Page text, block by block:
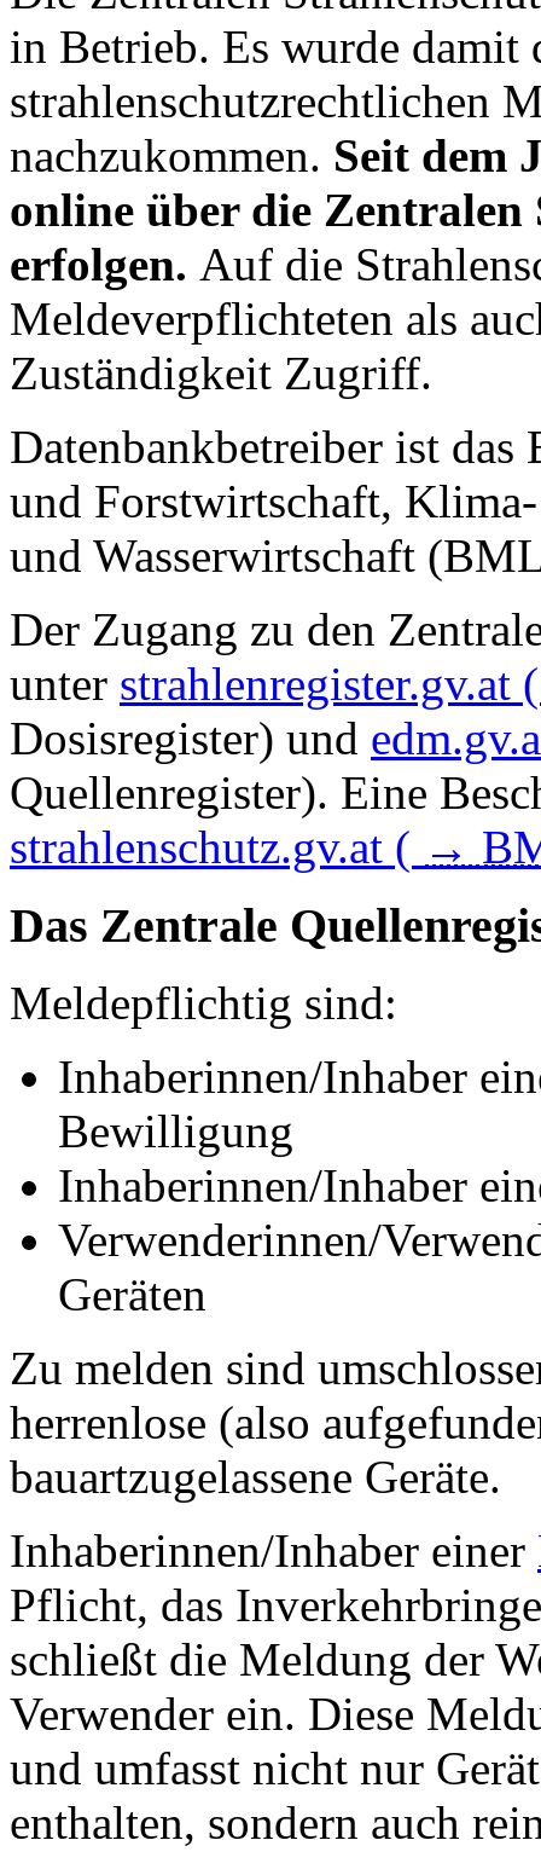
in Betrieb. Es wurde
strahlenschutzrechtlichen
nachzukommen. Seit dem
online über die Zentralen
erfolgen. Auf die
Meldeverpflichteten als
Zuständigkeit Zugriff.
Datenbankbetreiber ist
und Forstwirtschaft,
und Wasserwirtschaft
Der Zugang zu den
unter strahlenregister.gv.at
Dosisregister) und
Quellenregister). Eine
strahlenschutz.gv.at ( →
Das Zentrale
Meldepflichtig sind:
Inhaberinnen/Inhaber
Bewilligung
Inhaberinnen/Inhaber
Verwenderinnen/
Geräten
Zu melden sind
herrenlose (also
bauartzugelassene Geräte.
Inhaberinnen/Inhaber einer
Pflicht, das
schließt die Meldung der
Verwender ein. Diese
und umfasst nicht nur
enthalten, sondern auch